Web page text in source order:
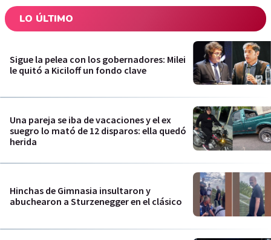
LO ÚLTIMO
Sigue la pelea con los gobernadores: Milei
le quitó a Kiciloff un fondo clave
Una pareja se iba de vacaciones y el ex
suegro lo mató de 12 disparos: ella quedó
herida
Hinchas de Gimnasia insultaron y
abuchearon a Sturzenegger en el clásico